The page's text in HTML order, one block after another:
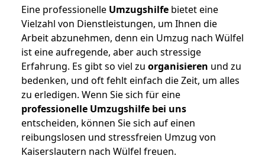
Eine professionelle Umzugshilfe bietet eine
Vielzahl von Dienstleistungen, um Ihnen die
Arbeit abzunehmen, denn ein Umzug nach Wülfel
ist eine aufregende, aber auch stressige
Erfahrung. Es gibt so viel zu organisieren und zu
bedenken, und oft fehlt einfach die Zeit, um alles
zu erledigen. Wenn Sie sich für eine
professionelle Umzugshilfe bei uns
entscheiden, können Sie sich auf einen
reibungslosen und stressfreien Umzug von
Kaiserslautern nach Wülfel freuen.